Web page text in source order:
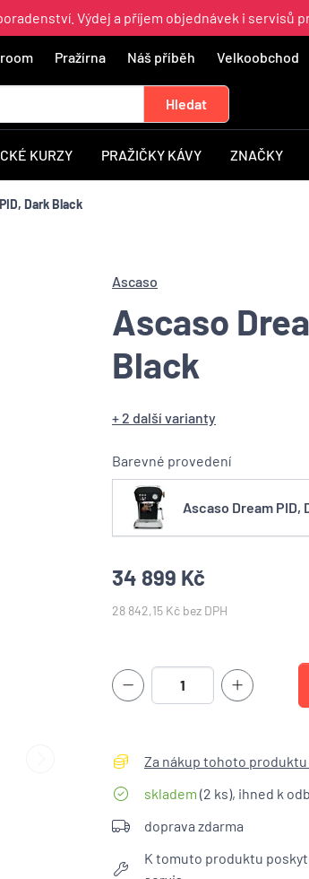
Výdej a příjem objednávek i servisů
Pražírna Náš příběh Velkoobchod
KURZY PRAŽIČKY KÁVY ZNAČKY
Dark Black
Ascaso
Ascaso
Black
+ 2 další varianty
Barevné provedení
Ascaso Dream PID,
34 899 Kč
28 842,15 Kč bez DPH
Za nákup tohoto produktu
skladem (2 ks), ihned k
doprava zdarma
K tomuto produktu